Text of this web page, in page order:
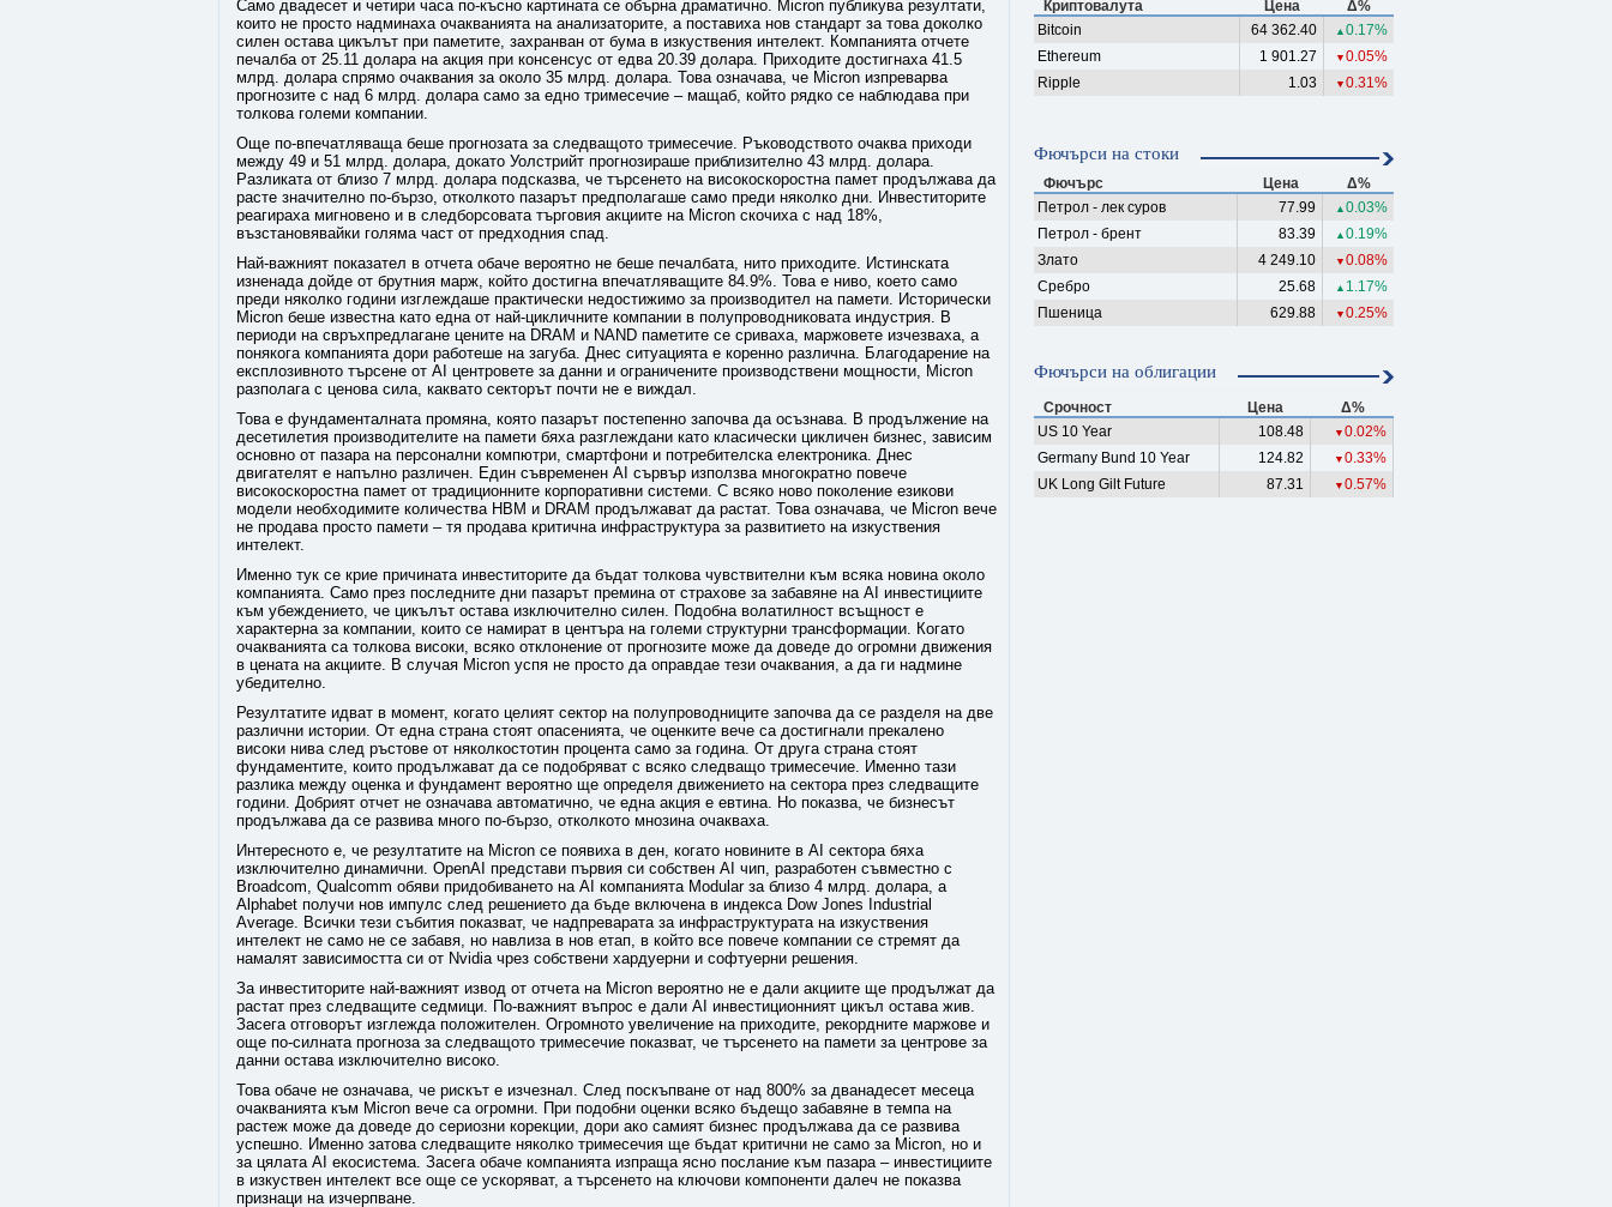
Само двадесет и четири часа по-късно картината се обърна драматично. Micron публикува резултати,
които не просто надминаха очакванията на анализаторите, а поставиха нов стандарт за това доколко
силен остава цикълът при паметите, захранван от бума в изкуствения интелект. Компанията отчете
печалба от 25.11 долара на акция при консенсус от едва 20.39 долара. Приходите достигнаха 41.5
млрд. долара спрямо очаквания за около 35 млрд. долара. Това означава, че Micron изпреварва
прогнозите с над 6 млрд. долара само за едно тримесечие – мащаб, който рядко се наблюдава при
толкова големи компании.
Още по-впечатляваща беше прогнозата за следващото тримесечие. Ръководството очаква приходи
между 49 и 51 млрд. долара, докато Уолстрийт прогнозираше приблизително 43 млрд. долара.
Разликата от близо 7 млрд. долара подсказва, че търсенето на високоскоростна памет продължава да
расте значително по-бързо, отколкото пазарът предполагаше само преди няколко дни. Инвеститорите
реагираха мигновено и в следборсовата търговия акциите на Micron скочиха с над 18%,
възстановявайки голяма част от предходния спад.
Най-важният показател в отчета обаче вероятно не беше печалбата, нито приходите. Истинската
изненада дойде от брутния марж, който достигна впечатляващите 84.9%. Това е ниво, което само
преди няколко години изглеждаше практически недостижимо за производител на памети. Исторически
Micron беше известна като една от най-цикличните компании в полупроводниковата индустрия. В
периоди на свръхпредлагане цените на DRAM и NAND паметите се сриваха, маржовете изчезваха, а
понякога компанията дори работеше на загуба. Днес ситуацията е коренно различна. Благодарение на
експлозивното търсене от AI центровете за данни и ограничените производствени мощности, Micron
разполага с ценова сила, каквато секторът почти не е виждал.
Това е фундаменталната промяна, която пазарът постепенно започва да осъзнава. В продължение на
десетилетия производителите на памети бяха разглеждани като класически цикличен бизнес, зависим
основно от пазара на персонални компютри, смартфони и потребителска електроника. Днес
двигателят е напълно различен. Един съвременен AI сървър използва многократно повече
високоскоростна памет от традиционните корпоративни системи. С всяко ново поколение езикови
модели необходимите количества HBM и DRAM продължават да растат. Това означава, че Micron вече
не продава просто памети – тя продава критична инфраструктура за развитието на изкуствения
интелект.
Именно тук се крие причината инвеститорите да бъдат толкова чувствителни към всяка новина около
компанията. Само през последните дни пазарът премина от страхове за забавяне на AI инвестициите
към убеждението, че цикълът остава изключително силен. Подобна волатилност всъщност е
характерна за компании, които се намират в центъра на големи структурни трансформации. Когато
очакванията са толкова високи, всяко отклонение от прогнозите може да доведе до огромни движения
в цената на акциите. В случая Micron успя не просто да оправдае тези очаквания, а да ги надмине
убедително.
Резултатите идват в момент, когато целият сектор на полупроводниците започва да се разделя на две
различни истории. От една страна стоят опасенията, че оценките вече са достигнали прекалено
високи нива след ръстове от няколкостотин процента само за година. От друга страна стоят
фундаментите, които продължават да се подобряват с всяко следващо тримесечие. Именно тази
разлика между оценка и фундамент вероятно ще определя движението на сектора през следващите
години. Добрият отчет не означава автоматично, че една акция е евтина. Но показва, че бизнесът
продължава да се развива много по-бързо, отколкото мнозина очакваха.
Интересното е, че резултатите на Micron се появиха в ден, когато новините в AI сектора бяха
изключително динамични. OpenAI представи първия си собствен AI чип, разработен съвместно с
Broadcom, Qualcomm обяви придобиването на AI компанията Modular за близо 4 млрд. долара, а
Alphabet получи нов импулс след решението да бъде включена в индекса Dow Jones Industrial
Average. Всички тези събития показват, че надпреварата за инфраструктурата на изкуствения
интелект не само не се забавя, но навлиза в нов етап, в който все повече компании се стремят да
намалят зависимостта си от Nvidia чрез собствени хардуерни и софтуерни решения.
За инвеститорите най-важният извод от отчета на Micron вероятно не е дали акциите ще продължат да
растат през следващите седмици. По-важният въпрос е дали AI инвестиционният цикъл остава жив.
Засега отговорът изглежда положителен. Огромното увеличение на приходите, рекордните маржове и
още по-силната прогноза за следващото тримесечие показват, че търсенето на памети за центрове за
данни остава изключително високо.
Това обаче не означава, че рискът е изчезнал. След поскъпване от над 800% за дванадесет месеца
очакванията към Micron вече са огромни. При подобни оценки всяко бъдещо забавяне в темпа на
растеж може да доведе до сериозни корекции, дори ако самият бизнес продължава да се развива
успешно. Именно затова следващите няколко тримесечия ще бъдат критични не само за Micron, но и
за цялата AI екосистема. Засега обаче компанията изпраща ясно послание към пазара – инвестициите
в изкуствен интелект все още се ускоряват, а търсенето на ключови компоненти далеч не показва
признаци на изчерпване.
Криптовалута Цена
Δ%
Bitcoin
64 362.40 ▲ 0.17%
Ethereum
1 901.27 ▼ 0.05%
Ripple
1.03 ▼ 0.31%
Фючърси на стоки
Фючърс Цена
Δ%
Петрол - лек суров
77.99 ▲ 0.03%
Петрол - брент
83.39 ▲ 0.19%
Злато
4 249.10 ▼ 0.08%
Сребро
25.68 ▲ 1.17%
Пшеница
629.88 ▼ 0.25%
Фючърси на облигации
Срочност Цена
Δ%
US 10 Year
108.48 ▼ 0.02%
Germany Bund 10 Year
124.82 ▼ 0.33%
UK Long Gilt Future
87.31 ▼ 0.57%